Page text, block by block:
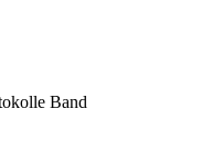
Band